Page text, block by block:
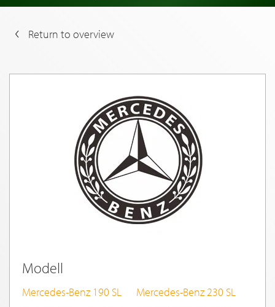
Return to overview
Modell
Mercedes-Benz 190 SL
Mercedes-Benz 230 SL